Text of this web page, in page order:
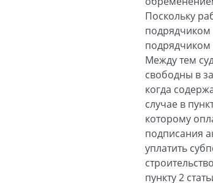
Поскольку
подрядчиком
подрядчиком
Между тем
свободны в
когда
случае в
которому
подписания
уплатить
пункту 2